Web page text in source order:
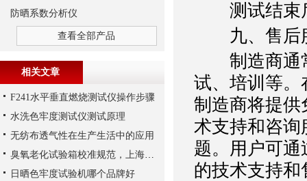
测试结束后
九、售后
制造商通常
试、培训等。
制造商将提供
术支持和咨询
题。用户可
的技术支持和
防晒系数分析仪
查看全部产品
相关文章
F241水平垂直燃烧测试仪操作步骤
水洗色牢度测试仪测试原理
无纺布透气性在生产生活中的应用
臭氧老化试验箱校准规范，上海千实解读
日晒色牢度试验机哪个品牌好